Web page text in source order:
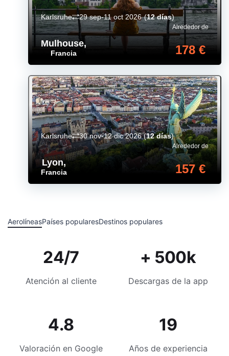
Mulhouse,
Francia
Alrededor de
178 €
Karlsruhe 29 sep-11 oct 2026(12 días)
Lyon,
Francia
Alrededor de
157 €
Karlsruhe 30 nov-12 dic 2026(12 días)
AerolíneasPaíses popularesDestinos populares
24/7
Atención al cliente
+ 500k
Descargas de la app
4.8
Valoración en Google
19
Años de experiencia